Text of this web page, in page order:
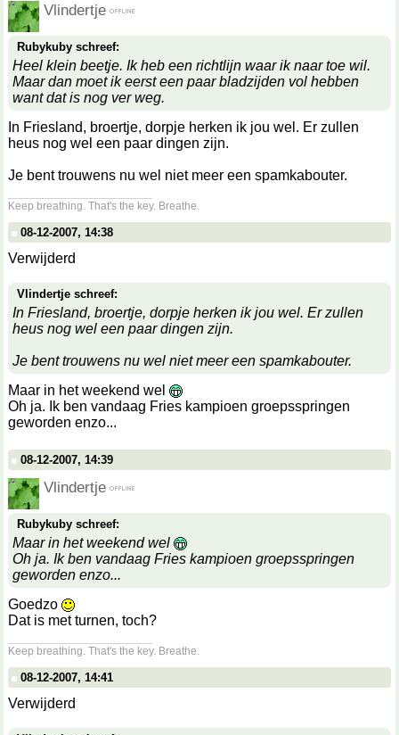
Vlindertje
Rubykuby schreef:
Heel klein beetje. Ik heb een richtlijn waar ik naar toe wil.
Maar dan moet ik eerst een paar bladzijden vol hebben
want dat is nog ver weg.
In Friesland, broertje, dorpje herken ik jou wel. Er zullen
heus nog wel een paar dingen zijn.
Je bent trouwens nu wel niet meer een spamkabouter.
Keep breathing. That's the key. Breathe.
08-12-2007, 14:38
Verwijderd
Vlindertje schreef:
In Friesland, broertje, dorpje herken ik jou wel. Er zullen
heus nog wel een paar dingen zijn.
Je bent trouwens nu wel niet meer een spamkabouter.
Maar in het weekend wel
Oh ja. Ik ben vandaag Fries kampioen groepsspringen
geworden enzo...
08-12-2007, 14:39
Vlindertje
Rubykuby schreef:
Maar in het weekend wel
Oh ja. Ik ben vandaag Fries kampioen groepsspringen
geworden enzo...
Goedzo
Dat is met turnen, toch?
Keep breathing. That's the key. Breathe.
08-12-2007, 14:41
Verwijderd